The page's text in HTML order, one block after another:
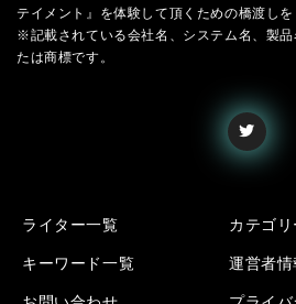
テイメント』を体験して頂くための橋渡しを
※記載されている会社名、システム名、製品
たは商標です。
ライター一覧 カテゴ
キーワード一覧 運営者情